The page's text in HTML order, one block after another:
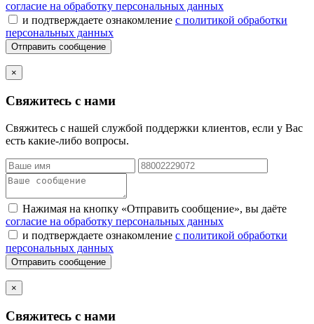
согласие на обработку персональных данных
и подтверждаете ознакомление с политикой обработки
персональных данных
Отправить сообщение
×
Свяжитесь с нами
Свяжитесь с нашей службой поддержки клиентов, если у Вас
есть какие-либо вопросы.
Нажимая на кнопку «Отправить сообщение», вы даёте
согласие на обработку персональных данных
и подтверждаете ознакомление с политикой обработки
персональных данных
Отправить сообщение
×
Свяжитесь с нами